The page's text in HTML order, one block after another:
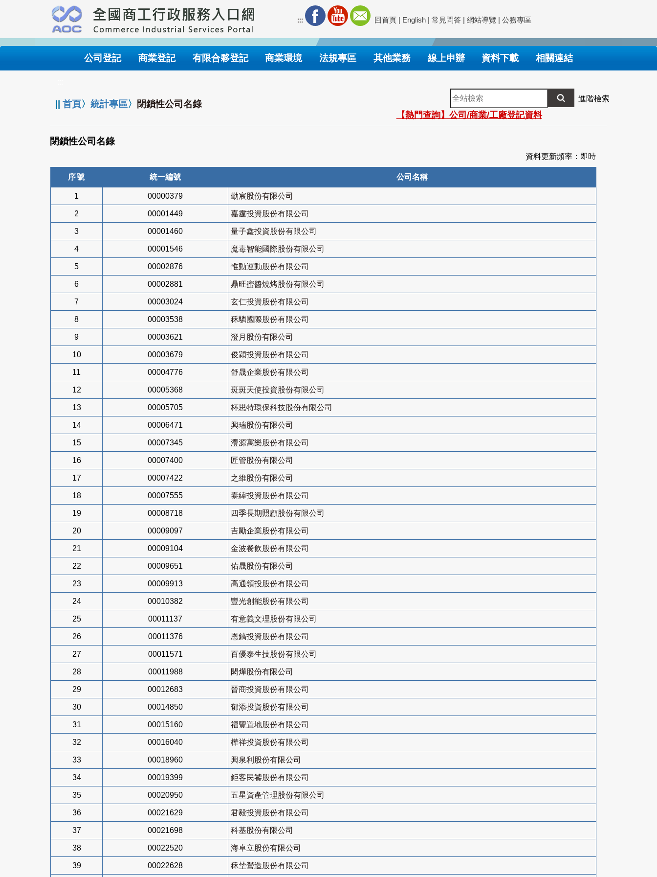
要
內
::: 回首頁 | English | 常見問答 | 網站導覽 | 公務專區
公司登記 商業登記 有限合夥登記 商業環境 法規專區 其他業務 線上申辦 資料下載 相關連結
||首頁〉統計專區〉 閉鎖性公司名錄
全
站
檢
索
進階檢索
【熱門查詢】公司/商業/工廠登記資料
閉鎖性公司名錄
資料更新頻率：即時
序號 統一編號 公司名稱
1 00000379 勤宸股份有限公司
2 00001449 嘉霆投資股份有限公司
3 00001460 量子鑫投資股份有限公司
4 00001546 魔毒智能國際股份有限公司
5 00002876 惟動運動股份有限公司
6 00002881 鼎旺蜜醬燒烤股份有限公司
7 00003024 玄仁投資股份有限公司
8 00003538 秝驎國際股份有限公司
9 00003621 澄月股份有限公司
10 00003679 俊穎投資股份有限公司
11 00004776 舒晟企業股份有限公司
12 00005368 斑斑天使投資股份有限公司
13 00005705 杯思特環保科技股份有限公司
14 00006471 興瑞股份有限公司
15 00007345 灃源寓樂股份有限公司
16 00007400 匠管股份有限公司
17 00007422 之維股份有限公司
18 00007555 泰緯投資股份有限公司
19 00008718 四季長期照顧股份有限公司
20 00009097 吉勵企業股份有限公司
21 00009104 金波餐飲股份有限公司
22 00009651 佑晟股份有限公司
23 00009913 高通領投股份有限公司
24 00010382 豐光創能股份有限公司
25 00011137 有意義文理股份有限公司
26 00011376 恩鎬投資股份有限公司
27 00011571 百優泰生技股份有限公司
28 00011988 閎燁股份有限公司
29 00012683 晉商投資股份有限公司
30 00014850 郁添投資股份有限公司
31 00015160 福豐置地股份有限公司
32 00016040 樺祥投資股份有限公司
33 00018960 興泉利股份有限公司
34 00019399 鉅客民饕股份有限公司
35 00020950 五星資產管理股份有限公司
36 00021629 君毅投資股份有限公司
37 00021698 科基股份有限公司
38 00022520 海卓立股份有限公司
39 00022628 秝埜營造股份有限公司